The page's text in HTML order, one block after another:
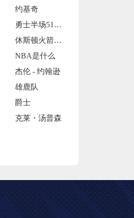
约基奇
勇士半场51-75落后国王24分
休斯顿火箭造访客场以119-115险胜孟
NBA是什么
杰伦 - 约翰逊
雄鹿队
爵士
克莱・汤普森